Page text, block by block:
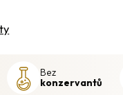
Bez
konzervantů